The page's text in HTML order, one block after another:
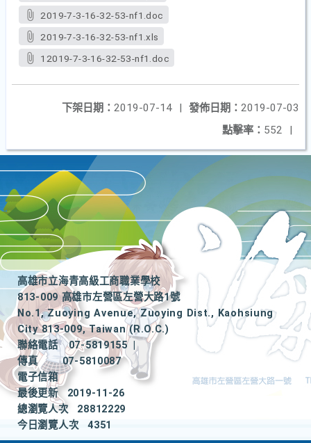
2019-7-3-16-32-53-nf1.doc
2019-7-3-16-32-53-nf1.xls
12019-7-3-16-32-53-nf1.doc
發佈日期： 2019-07-03
下架日期： 2019-07-14
|
點擊率： 552 |
高雄市立海青高級工商職業學校
813-009 高雄市左營區左營大路1號
No.1, Zuoying Avenue, Zuoying Dist., Kaohsiung
City 813-009, Taiwan (R.O.C.)
聯絡電話
07-5819155
|
傳真
07-5810087
電子信箱
最後更新
2019-11-26
總瀏覽人次
28812229
今日瀏覽人次
4351